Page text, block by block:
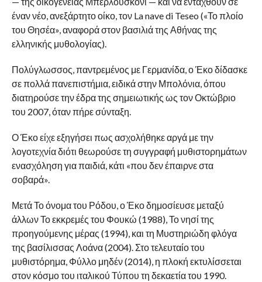
έναν νέο, ανεξάρτητο οίκο, τον La nave di Teseo («Το πλοίο
του Θησέα», αναφορά στον βασιλιά της Αθήνας της
ελληνικής μυθολογίας).
Πολύγλωσσος, παντρεμένος με Γερμανίδα, ο Έκο δίδασκε
σε πολλά πανεπιστήμια, ειδικά στην Μπολόνια, όπου
διατηρούσε την έδρα της σημειωτικής ως τον Οκτώβριο
του 2007, όταν πήρε σύνταξη.
Ο Έκο είχε εξηγήσει πως ασχολήθηκε αργά με την
λογοτεχνία διότι θεωρούσε τη συγγραφή μυθιστορημάτων
ενασχόληση για παιδιά, κάτι «που δεν έπαιρνε στα
σοβαρά».
Μετά Το όνομα του Ρόδου, ο Έκο δημοσίευσε μεταξύ
άλλων Το εκκρεμές του Φουκώ (1988), Το νησί της
προηγούμενης μέρας (1994), και τη Μυστηριώδη φλόγα
της βασίλισσας Λοάνα (2004). Στο τελευταίο του
μυθιστόρημα, Φύλλο μηδέν (2014), η πλοκή εκτυλίσσεται
στον κόσμο του ιταλικού Τύπου τη δεκαετία του 1990.